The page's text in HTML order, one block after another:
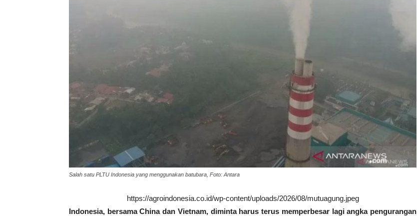
Salah satu PLTU Indonesia yang menggunakan batubara, Foto: Antara
https://agroindonesia.co.id/wp-content/uploads/2026/08/mutuagung.jpeg
Indonesia, bersama China dan Vietnam, diminta harus terus memperbesar lagi angka pengurangan